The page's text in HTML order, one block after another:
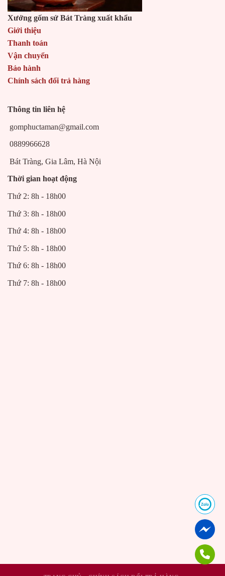
Xưởng gốm sứ Bát Tràng xuất khẩu
Giới thiệu
Thanh toán
Vận chuyển
Bảo hành
Chính sách đổi trả hàng
Thông tin liên hệ
gomphuctaman@gmail.com
0889966628
Bát Tràng, Gia Lâm, Hà Nội
Thời gian hoạt động
Thứ 2: 8h - 18h00
Thứ 3: 8h - 18h00
Thứ 4: 8h - 18h00
Thứ 5: 8h - 18h00
Thứ 6: 8h - 18h00
Thứ 7: 8h - 18h00